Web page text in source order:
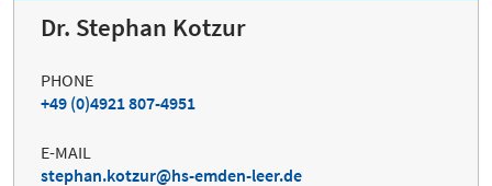
Dr. Stephan Kotzur
PHONE
+49 (0)4921 807-4951
E-MAIL
stephan.kotzur@hs-emden-leer.de